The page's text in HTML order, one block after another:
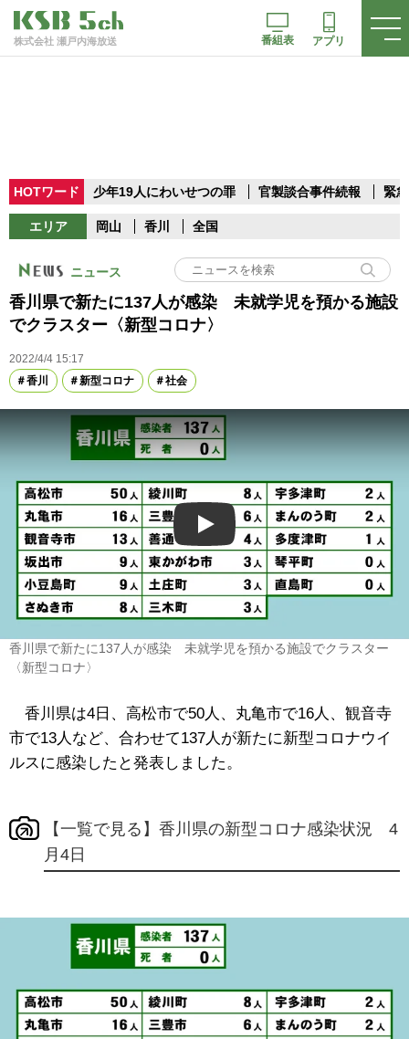
株式会社 瀬戸内海放送 番組表 アプリ
HOTワード 少年19人にわいせつの罪 官製談合事件続報 緊
エリア 岡山 香川 全国
ニュース
香川県で新たに137人が感染 未就学児を預かる施設
でクラスター〈新型コロナ〉
2022/4/4 15:17
香川
新型コロナ 社会
Play
香川県で新たに137人が感染 未就学児を預かる施設でクラスター
〈新型コロナ〉
香川県は4日、高松市で50人、丸亀市で16人、観音寺
市で13人など、合わせて137人が新たに新型コロナウイ
ルスに感染したと発表しました。
【一覧で見る】香川県の新型コロナ感染状況 4
月4日